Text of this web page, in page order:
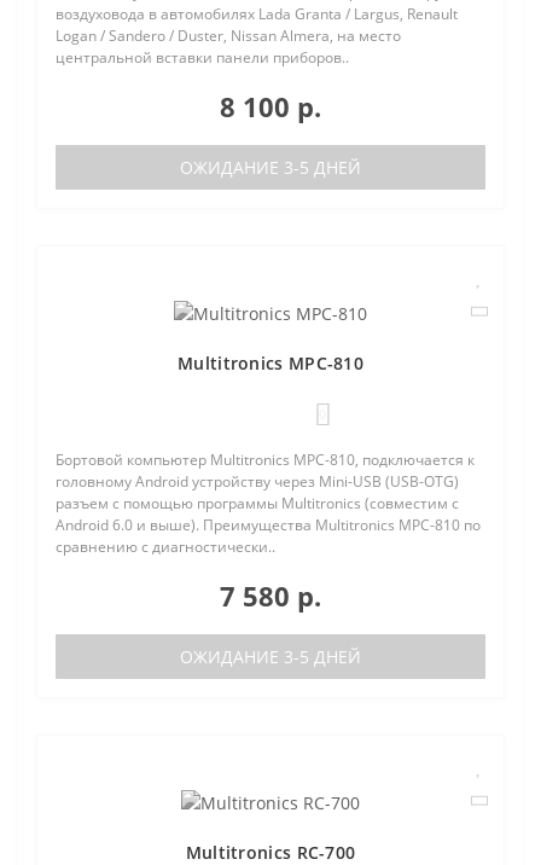
воздуховода в автомобилях Lada Granta / Largus, Renault
Logan / Sandero / Duster, Nissan Almera, на место
центральной вставки панели приборов..
8 100 р.
ОЖИДАНИЕ 3-5 ДНЕЙ
Multitronics MPC-810
Бортовой компьютер Multitronics MPC-810, подключается к
головному Android устройству через Mini-USB (USB-OTG)
разъем с помощью программы Multitronics (совместим с
Android 6.0 и выше). Преимущества Multitronics MPC-810 по
сравнению с диагностически..
7 580 р.
ОЖИДАНИЕ 3-5 ДНЕЙ
Multitronics RC-700